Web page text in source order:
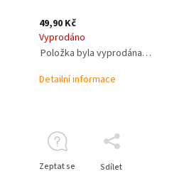
49,90 Kč
Vyprodáno
Položka byla vyprodána…
Detailní informace
Zeptat se Sdílet